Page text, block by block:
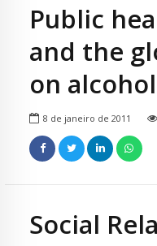
Public
and the
on alcohol
8 de janeiro de 2011
Social